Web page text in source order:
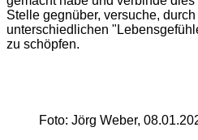
Stelle gegnüber, versuche,
unterschiedlichen
zu schöpfen.
Foto: Jörg Weber,